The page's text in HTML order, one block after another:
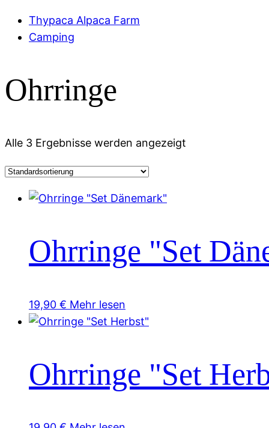
Thypaca Alpaca Farm
Camping
Ohrringe
Alle 3 Ergebnisse werden angezeigt
Ohrringe "Set
19,90 € Mehr lesen
Ohrringe "Set